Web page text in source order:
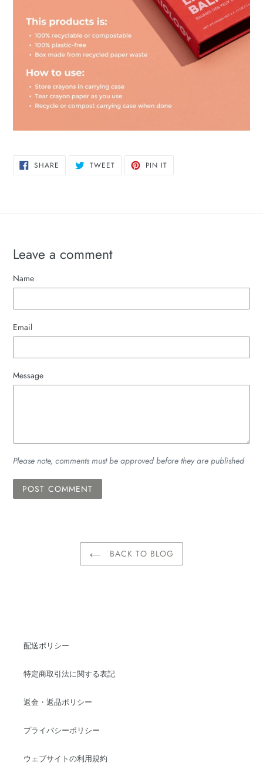
SHARE SHARE TWEETTWEET PIN IT
Leave a comment
Name
Email
Message
Please note, comments must be approved before they are published
BACK TO BLOG
配送ポリシー
特定商取引法に関する表記
返金・返品ポリシー
プライバシーポリシー
ウェブサイトの利用規約